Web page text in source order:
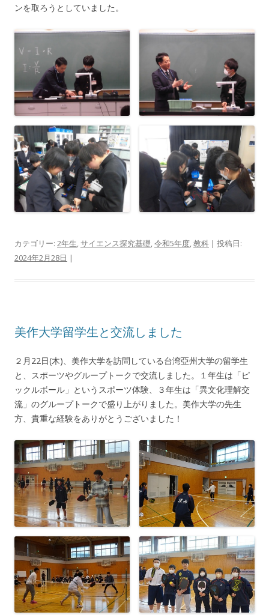
ンを取ろうとしていました。
カテゴリー: 2年生,サイエンス探究基礎,令和5年度,教科 | 投稿日:
2024年2月28日 |
美作大学留学生と交流しました
２月22日(木)、美作大学を訪問している台湾亞州大学の留学生
と、スポーツやグループトークで交流しました。１年生は「ピ
ックルボール」というスポーツ体験、３年生は「異文化理解交
流」のグループトークで盛り上がりました。美作大学の先生
方、貴重な経験をありがとうございました！